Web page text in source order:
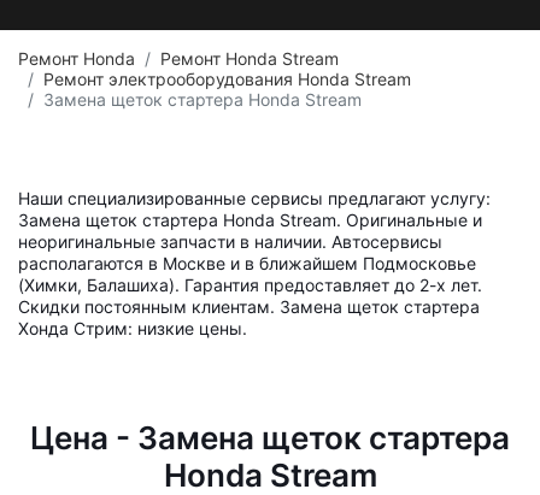
Ремонт Honda
Ремонт Honda Stream
Ремонт электрооборудования Honda Stream
Замена щеток стартера Honda Stream
Наши специализированные сервисы предлагают услугу:
Замена щеток стартера Honda Stream. Оригинальные и
неоригинальные запчасти в наличии. Автосервисы
располагаются в Москве и в ближайшем Подмосковье
(Химки, Балашиха). Гарантия предоставляет до 2-х лет.
Скидки постоянным клиентам. Замена щеток стартера
Хонда Стрим: низкие цены.
Цена - Замена щеток стартера
Honda Stream